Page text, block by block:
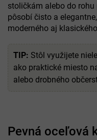
stoličkám alebo do rohu
pôsobí čisto a
moderného aj
TIP: Stôl využijete
ako praktické miesto
alebo drobného
Pevná oceľová